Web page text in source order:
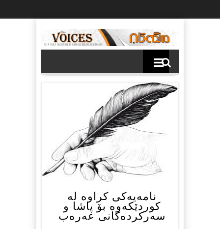
نامەیەکی کراوە لە
کوردێکەوە بۆ پاشا و
سەرکردەکانی عەرەب